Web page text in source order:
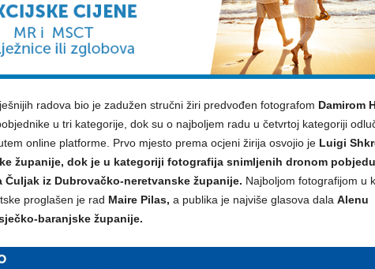
radova bio je zadužen stručni žiri predvođen fotografom Damirom
u tri kategorije, dok su o najboljem radu u četvrtoj kategoriji
online platforme. Prvo mjesto prema ocjeni žirija osvojio je Luigi
županije, dok je u kategoriji fotografija snimljenih dronom pobjedu
Čuljak iz Dubrovačko-neretvanske županije. Najboljom fotografijom u
proglašen je rad Maire Pilas, a publika je najviše glasova dala Alenu
baranjske županije.